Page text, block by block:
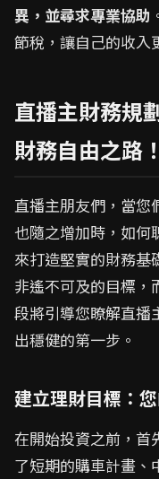
異，並尋求專業協助
節稅，讓自己的收入
直播主財務規
財務自由之路！
直播主朋友們，當您
也隨之增加時，如何
來打造堅實的財務基
非遙不可及的目標，
段將引導您瞭解直播
出穩健的第一步。
建立理財目標：
在開始投資之前，首
了短期的購車計畫、